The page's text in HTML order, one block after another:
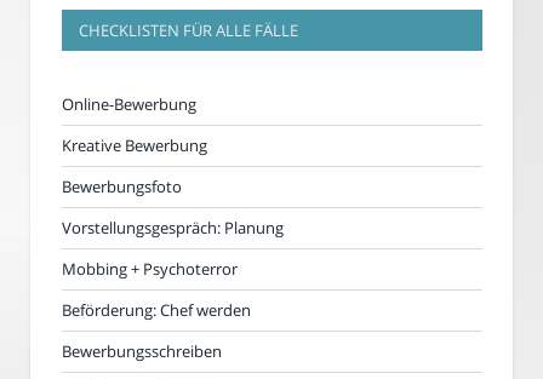
CHECKLISTEN FÜR ALLE FÄLLE
Online-Bewerbung
Kreative Bewerbung
Bewerbungsfoto
Vorstellungsgespräch: Planung
Mobbing + Psychoterror
Beförderung: Chef werden
Bewerbungsschreiben